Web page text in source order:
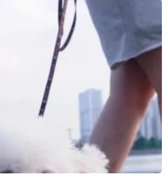
kỳ vọng.
về kế hoạch tăng mạnh chi
vốn để mở rộng hạ tầng
tạo (AI).
ra trong bối cảnh thị trường
các dữ liệu lạm phát mới và
lãi suất của Cục Dự trữ
trước cuộc họp chính sách
.